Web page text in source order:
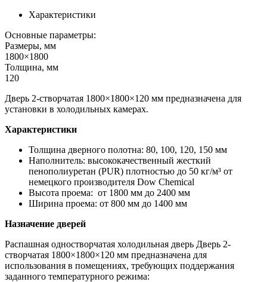
Характеристики
Основные параметры:
Размеры, мм
1800×1800
Толщина, мм
120
Дверь 2-створчатая 1800×1800×120 мм предназначена для
установки в холодильных камерах.
Характеристики
Толщина дверного полотна: 80, 100, 120, 150 мм
Наполнитель: высококачественный жесткий
пенополиуретан (PUR) плотностью до 50 кг/м³ от
немецкого производителя Dow Chemiсal
Высота проема: от 1800 мм до 2400 мм
Ширина проема: от 800 мм до 1400 мм
Назначение дверей
Распашная одностворчатая холодильная дверь Дверь 2-
створчатая 1800×1800×120 мм предназначена для
использования в помещениях, требующих поддержания
заданного температурного режима: